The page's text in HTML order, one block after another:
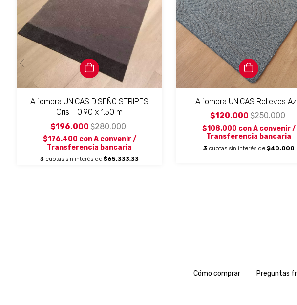
Alfombra UNICAS DISEÑO STRIPES
Gris - 0.90 x 1.50 m
$196.000 $280.000
$176.400 con A convenir /
Transferencia bancaria
3 cuotas sin interés de $65.333,33
Alfombra UNICAS Relieves
$120.000$250.000
$108.000 con A convenir /
Transferencia bancaria
3 cuotas sin interés de $40.000
Cómo comprar Preguntas